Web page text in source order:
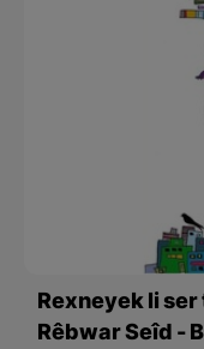
Rexneyek li ser
Rêbwar Seîd -